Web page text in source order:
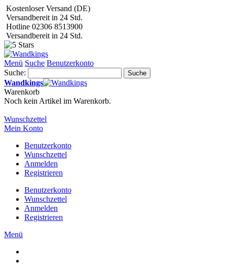
Kostenloser Versand (DE)
Versandbereit in 24 Std.
Hotline 02306 8513900
Versandbereit in 24 Std.
Menü Suche Benutzerkonto
Suche:
Suche
Wandkings
Warenkorb
Noch kein Artikel im Warenkorb.
Wunschzettel
Mein Konto
Benutzerkonto
Wunschzettel
Anmelden
Registrieren
Benutzerkonto
Wunschzettel
Anmelden
Registrieren
Menü